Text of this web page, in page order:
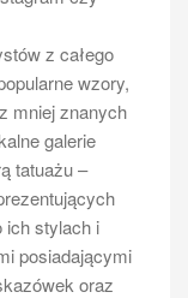
z całego
wzory,
mniej znanych
galerie
tatuażu –
ich stylach i
posiadającymi
oraz